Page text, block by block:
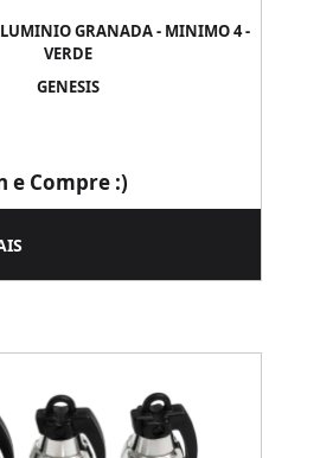
GRANADA - MINIMO 4 -
VERDE
GENESIS
e Compre :)